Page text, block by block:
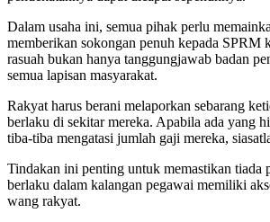
Dalam usaha ini, semua pihak perlu
memberikan sokongan penuh kepada SPRM
rasuah bukan hanya tanggungjawab badan
semua lapisan masyarakat.
Rakyat harus berani melaporkan sebarang
berlaku di sekitar mereka. Apabila ada yang
tiba-tiba mengatasi jumlah gaji mereka,
Tindakan ini penting untuk memastikan tiada
berlaku dalam kalangan pegawai memiliki
wang rakyat.